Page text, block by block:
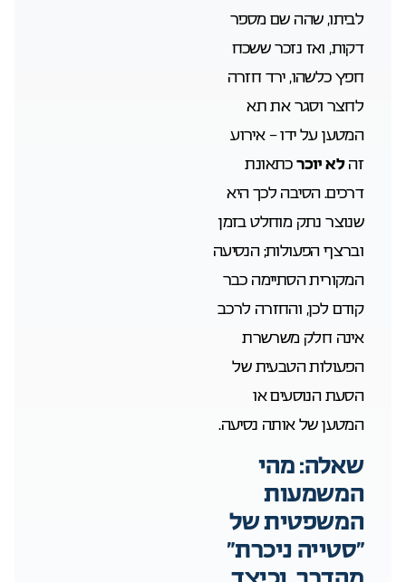
לביתו, שהה שם מספר
דקות, ואז נזכר ששכח
חפץ כלשהו, ירד חזרה
לחצר וסגר את תא
המטען על ידו – אירוע
זהלא יוכרכתאונת
דרכים. הסיבה לכך היא
שנוצר נתק מוחלט בזמן
וברצף הפעולות; הנסיעה
המקורית הסתיימה כבר
קודם לכן, והחזרה לרכב
אינה חלק משרשרת
הפעולות הטבעית של
הסעת הנוסעים או
המטען של אותה נסיעה.
שאלה: מהי
המשמעות
המשפטית של
“סטייה ניכרת”